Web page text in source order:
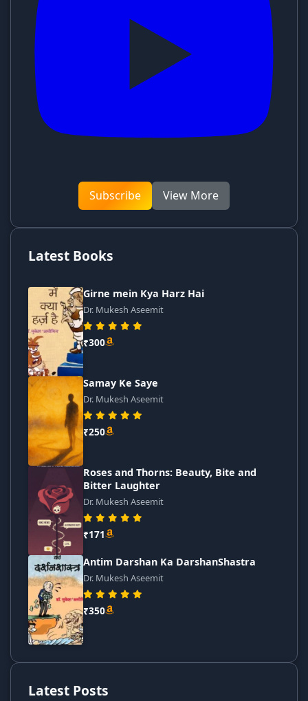
Subscribe View More
Latest Books
Girne mein Kya Harz Hai
Dr. Mukesh Aseemit
₹300
Samay Ke Saye
Dr. Mukesh Aseemit
₹250
Roses and Thorns: Beauty, Bite and
Bitter Laughter
Dr. Mukesh Aseemit
₹171
Antim Darshan Ka DarshanShastra
Dr. Mukesh Aseemit
₹350
Latest Posts